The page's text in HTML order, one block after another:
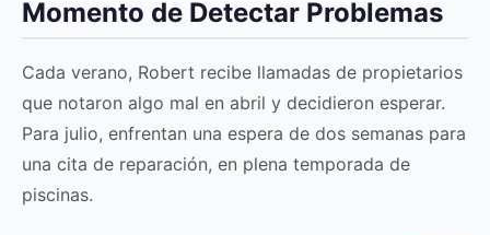
Momento de Detectar Problemas
Cada verano, Robert recibe llamadas de propietarios
que notaron algo mal en abril y decidieron esperar.
Para julio, enfrentan una espera de dos semanas para
una cita de reparación, en plena temporada de
piscinas.